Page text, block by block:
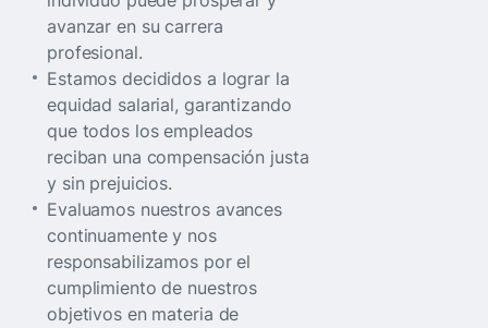
avanzar en su carrera
profesional.
Estamos decididos a lograr la
equidad salarial, garantizando
que todos los empleados
reciban una compensación justa
y sin prejuicios.
Evaluamos nuestros avances
continuamente y nos
responsabilizamos por el
cumplimiento de nuestros
objetivos en materia de